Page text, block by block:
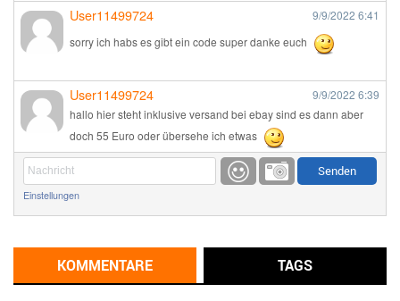
User11499724 9/9/2022 6:41
sorry ich habs es gibt ein code super danke euch
User11499724 9/9/2022 6:39
hallo hier steht inklusive versand bei ebay sind es dann aber
doch 55 Euro oder übersehe ich etwas
Günni 9/1/20226:17
Günni
Einstellungen
KOMMENTARE TAGS